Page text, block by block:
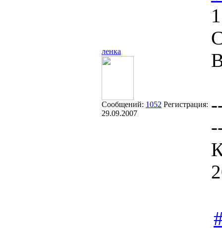
ленка
Сообщений: 1052 Регистрация:
29.09.2007